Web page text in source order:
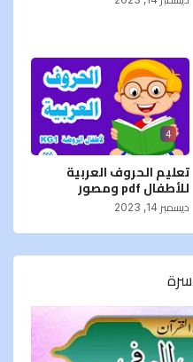
4
تعليم الحروف العربية
للأطفال pdf ومصور
ديسمبر 14, 2023